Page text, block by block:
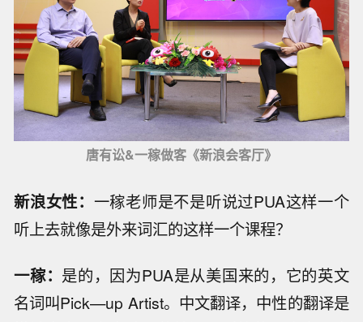
唐有讼&一稼做客《新浪会客厅》
新浪女性： 一稼老师是不是听说过PUA这样一个
听上去就像是外来词汇的这样一个课程？
一稼： 是的，因为PUA是从美国来的，它的英文
名词叫Pick—up Artist。中文翻译，中性的翻译是